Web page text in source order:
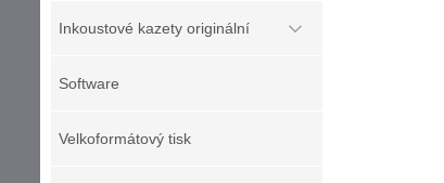
Inkoustové kazety originální
Software
Velkoformátový tisk